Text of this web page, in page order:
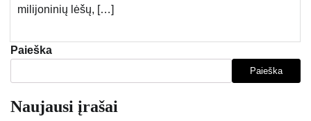
milijoninių lėšų, […]
Paieška
Paieška
Naujausi įrašai